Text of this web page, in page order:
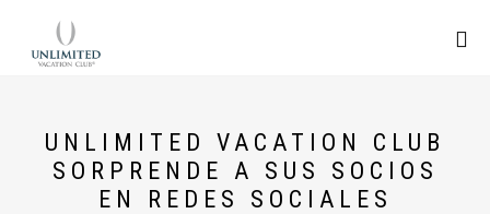
UNLIMITED VACATION CLUB
SORPRENDE A SUS SOCIOS
EN REDES SOCIALES